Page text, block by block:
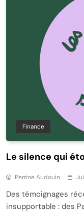
Finance
Le silence qui
Perrine Audouin
Des témoignages
insupportable : des